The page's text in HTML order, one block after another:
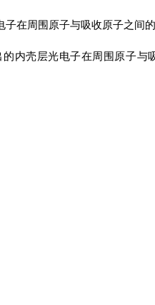
在周围原子与吸收原子之间
内壳层光电子在周围原子与